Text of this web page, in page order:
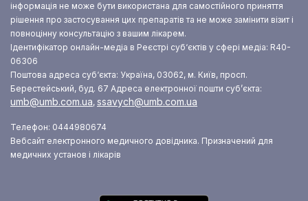
інформація не може бути використана для самостійного приняття
рішення про застосування цих препаратів та не може замінити візит і
повноцінну консультацію з вашим лікарем.
Ідентифікатор онлайн-медіа в Реєстрі суб‘єктів у сфері медіа: R40-
06306
Поштова адреса суб‘єкта: Україна, 03062, м. Київ, просп.
Берестейський, буд. 67 Адреса електронної пошти суб’єкта:
umb@umb.com.ua, ssavych@umb.com.ua
Телефон: 0444980674
Вебсайт електронного медичного довідника. Призначений для
медичних установ і лікарів